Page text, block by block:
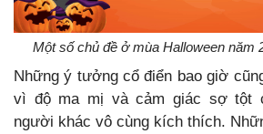
Một số chủ đề ở mùa Halloween năm
Những ý tưởng cổ điển bao giờ
vì độ ma mị và cảm giác sợ tột
người khác vô cùng kích thích.